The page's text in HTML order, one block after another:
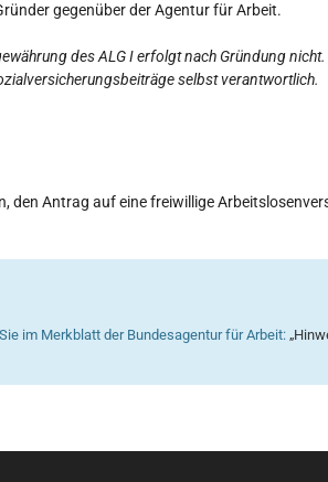
gegenüber der Agentur für Arbeit.
des ALG I erfolgt nach Gründung
selbst verantwortlich.
den Antrag auf eine freiwillige
im Merkblatt der Bundesagentur für Arbeit: